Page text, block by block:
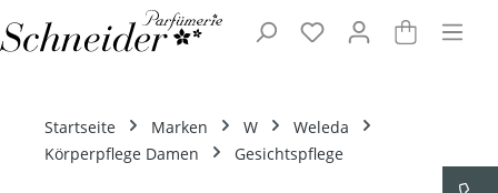
Zum Hauptinhalt springen
Startseite Marken W
Weleda
Körperpflege Damen
Gesichtspflege